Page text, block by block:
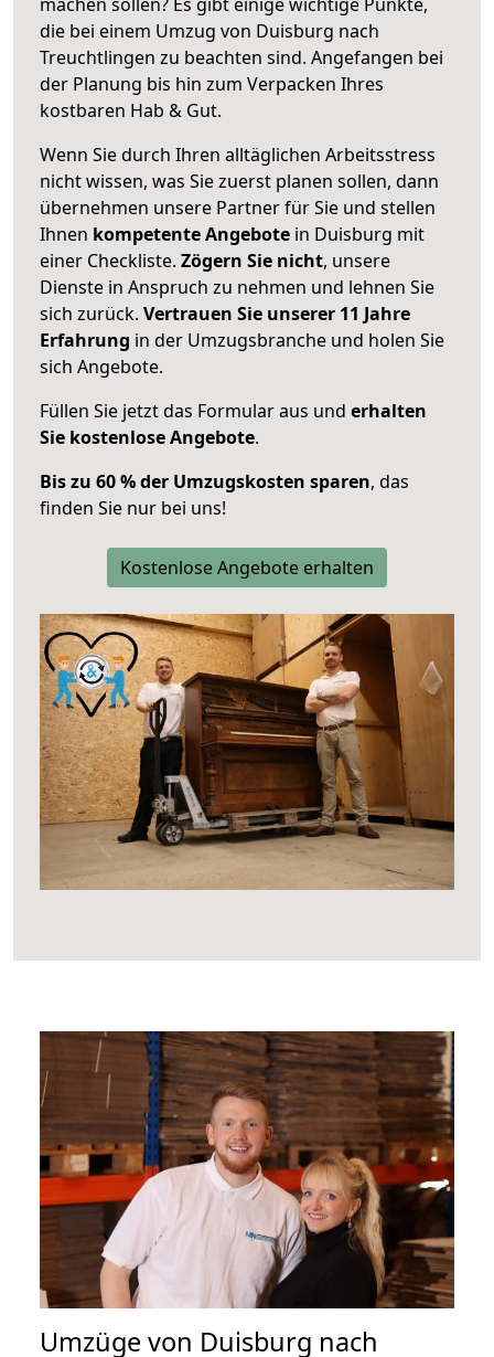
die bei einem Umzug von Duisburg nach
Treuchtlingen zu beachten sind. Angefangen bei
der Planung bis hin zum Verpacken Ihres
kostbaren Hab & Gut.
Wenn Sie durch Ihren alltäglichen Arbeitsstress
nicht wissen, was Sie zuerst planen sollen, dann
übernehmen unsere Partner für Sie und stellen
Ihnen kompetente Angebote in Duisburg mit
einer Checkliste. Zögern Sie nicht, unsere
Dienste in Anspruch zu nehmen und lehnen Sie
sich zurück. Vertrauen Sie unserer 11 Jahre
Erfahrung in der Umzugsbranche und holen Sie
sich Angebote.
Füllen Sie jetzt das Formular aus und erhalten
Sie kostenlose Angebote.
Bis zu 60 % der Umzugskosten sparen, das
finden Sie nur bei uns!
Kostenlose Angebote erhalten
Umzüge von Duisburg nach